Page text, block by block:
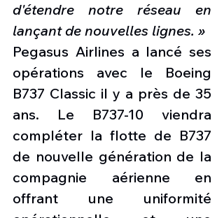
d'étendre notre réseau en
lançant de nouvelles lignes. »
Pegasus Airlines a lancé ses
opérations avec le Boeing
B737 Classic il y a près de 35
ans. Le B737-10 viendra
compléter la flotte de B737
de nouvelle génération de la
compagnie aérienne en
offrant une uniformité